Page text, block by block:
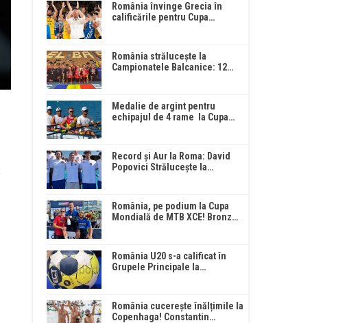
România învinge Grecia în
calificările pentru Cupa…
România strălucește la
Campionatele Balcanice: 12…
Medalie de argint pentru
echipajul de 4 rame la Cupa…
Record și Aur la Roma: David
Popovici Strălucește la…
România, pe podium la Cupa
Mondială de MTB XCE! Bronz…
România U20 s-a calificat în
Grupele Principale la…
România cucerește înălțimile la
Copenhaga! Constantin…